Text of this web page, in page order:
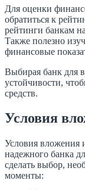
Для оценки
обратиться к
рейтинги банкам
Также полезно
финансовые
Выбирая банк для
устойчивости,
средств.
Условия
Условия вложения
надежного банка
сделать выбор,
моменты: